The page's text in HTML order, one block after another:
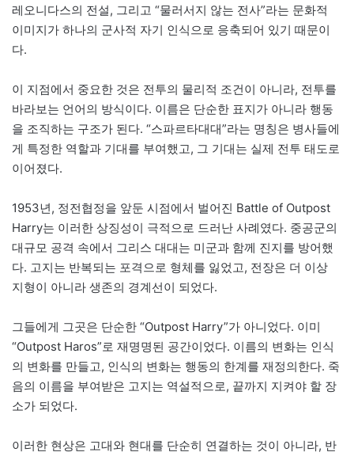
레오니다스의 전설, 그리고 “물러서지 않는 전사”라는 문화적
이미지가 하나의 군사적 자기 인식으로 응축되어 있기 때문이
다.
이 지점에서 중요한 것은 전투의 물리적 조건이 아니라, 전투를
바라보는 언어의 방식이다. 이름은 단순한 표지가 아니라 행동
을 조직하는 구조가 된다. “스파르타대대”라는 명칭은 병사들에
게 특정한 역할과 기대를 부여했고, 그 기대는 실제 전투 태도로
이어졌다.
1953년, 정전협정을 앞둔 시점에서 벌어진 Battle of Outpost
Harry는 이러한 상징성이 극적으로 드러난 사례였다. 중공군의
대규모 공격 속에서 그리스 대대는 미군과 함께 진지를 방어했
다. 고지는 반복되는 포격으로 형체를 잃었고, 전장은 더 이상
지형이 아니라 생존의 경계선이 되었다.
그들에게 그곳은 단순한 “Outpost Harry”가 아니었다. 이미
“Outpost Haros”로 재명명된 공간이었다. 이름의 변화는 인식
의 변화를 만들고, 인식의 변화는 행동의 한계를 재정의한다. 죽
음의 이름을 부여받은 고지는 역설적으로, 끝까지 지켜야 할 장
소가 되었다.
이러한 현상은 고대와 현대를 단순히 연결하는 것이 아니라, 반